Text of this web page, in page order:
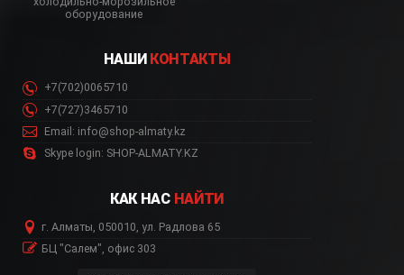
оборудование
НАШИ КОНТАКТЫ
+7(702)0065710
+7(727)3465710
Email: info@shop-almaty.kz
Skype login: SHOP-ALMATY.KZ
КАК НАС НАЙТИ
г. Алматы, 050010, ул. Радлова 65
БЦ "Салем", офис 303